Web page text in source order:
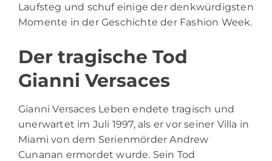
Laufsteg und schuf einige der denkwürdigsten
Momente in der Geschichte der Fashion Week.
Der tragische Tod
Gianni Versaces
Gianni Versaces Leben endete tragisch und
unerwartet im Juli 1997, als er vor seiner Villa in
Miami von dem Serienmörder Andrew
Cunanan ermordet wurde. Sein Tod